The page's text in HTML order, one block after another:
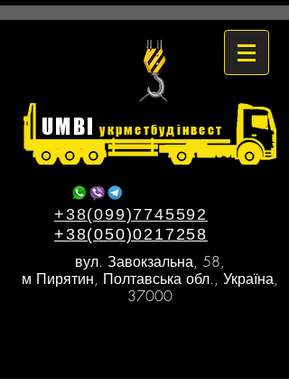
UMBI укрметбудінвест
+38(099)7745592
+38(050)0217258
вул. Завокзальна, 58,
м Пирятин, Полтавська обл., Україна,
37000